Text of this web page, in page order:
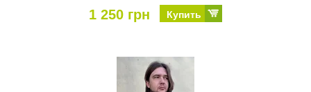
1 250 грн Купить